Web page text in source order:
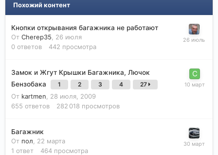
Похожий контент
Кнопки открывания багажника не работают
От Cherep35, 26 июля
0 ответов 442 просмотра
Замок и Жгут Крышки Багажника, Лючок
Бензобака
1 2 3 4 27
От kartmen, 28 июля, 2009
655 ответов 282 018 просмотров
Багажник
От пол, 22 марта
1 ответ 464 просмотра